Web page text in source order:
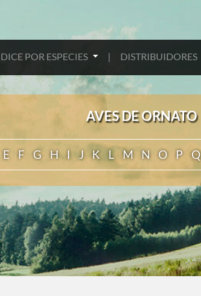
POR ESPECIES | DISTRIBUIDORES
AVES DE ORNATO
E F G H I J K L M N O P Q